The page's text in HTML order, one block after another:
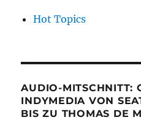
Hot Topics
AUDIO-MITSCHNITT:
INDYMEDIA VON
BIS ZU THOMAS DE